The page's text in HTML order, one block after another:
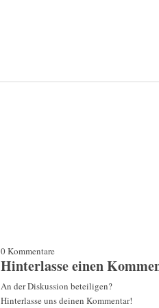
0Kommentare
Hinterlasse einen
An der Diskussion beteiligen?
Hinterlasse uns deinen Kommentar!